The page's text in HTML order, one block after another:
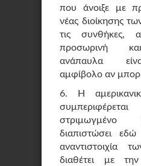
που άνοιξε με
νέας διοίκησης
τις συνθήκες,
προσωρινή
ανάπαυλα
αμφίβολο αν
6. Η
στριμωγμένο
διαπιστώσει
αναντιστοιχία
διαθέτει με